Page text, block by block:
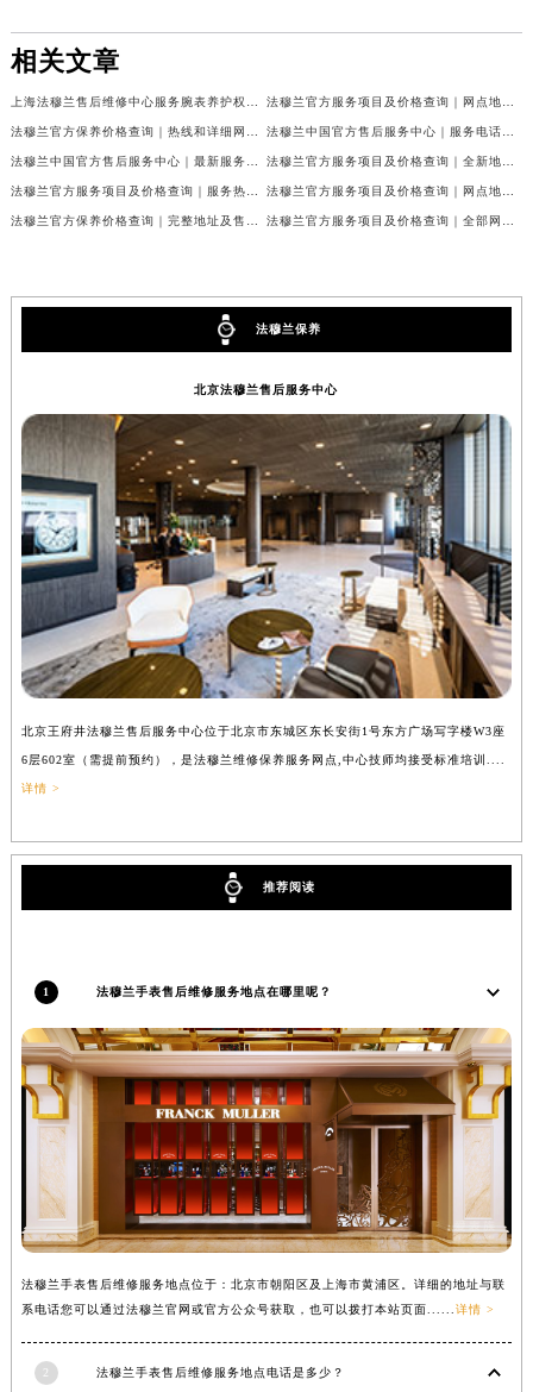
相关文章
法穆兰保养
北京法穆兰售后服务中心
北京王府井法穆兰售后服务中心位于北京市东城区东长安街1号东方广场写字楼W3座
6层602室（需提前预约），是法穆兰维修保养服务网点,中心技师均接受标准培训....
详情 >
推荐阅读
1 法穆兰手表售后维修服务地点在哪里呢？
法穆兰手表售后维修服务地点位于：北京市朝阳区及上海市黄浦区。详细的地址与联
系电话您可以通过法穆兰官网或官方公众号获取，也可以拨打本站页面...... 详情 >
2 法穆兰手表售后维修服务地点电话是多少？